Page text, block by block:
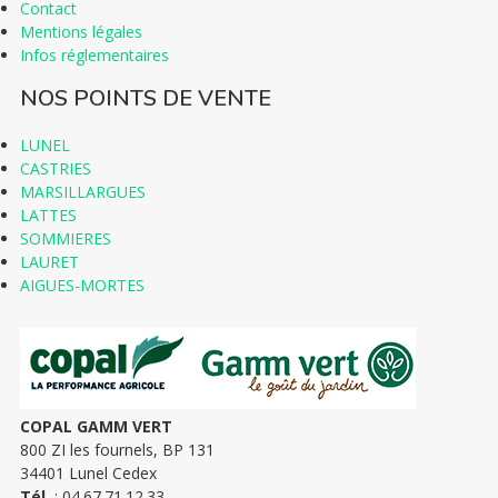
Contact
Mentions légales
Infos réglementaires
NOS POINTS DE VENTE
LUNEL
CASTRIES
MARSILLARGUES
LATTES
SOMMIERES
LAURET
AIGUES-MORTES
COPAL GAMM VERT
800 ZI les fournels, BP 131
34401 Lunel Cedex
SERVICES
CONSEILS
ACTUALITÉS
CONTACT